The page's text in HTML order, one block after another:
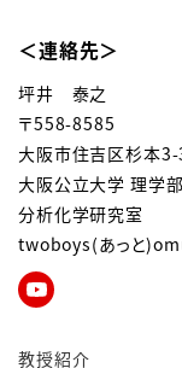
＜連絡先＞
坪井 泰之
〒558-8585
大阪市住吉区杉本
大阪公立大学 理学
分析化学研究室
twoboys(あっと
教授紹介